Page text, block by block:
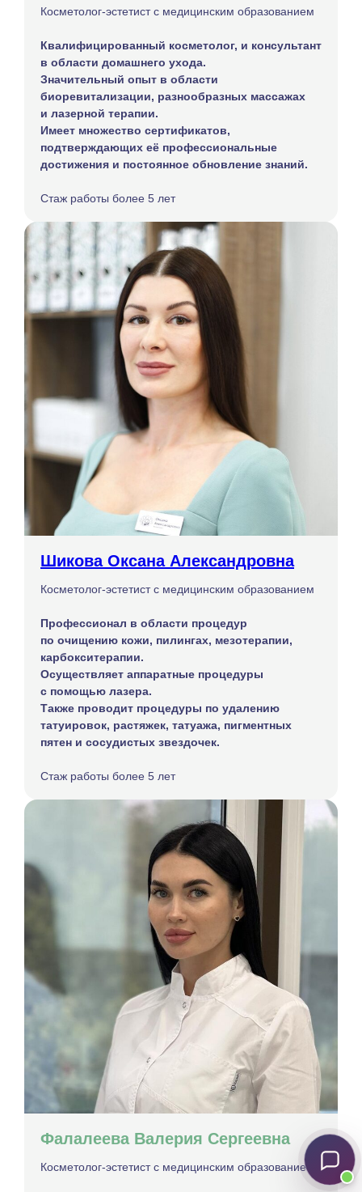
Косметолог-эстетист с медицинским образованием
Квалифицированный косметолог, и консультант
в области домашнего ухода.
Значительный опыт в области
биоревитализации, разнообразных массажах
и лазерной терапии.
Имеет множество сертификатов,
подтверждающих её профессиональные
достижения и постоянное обновление знаний.
Стаж работы более 5 лет
Шикова Оксана Александровна
Косметолог-эстетист с медицинским образованием
Профессионал в области процедур
по очищению кожи, пилингах, мезотерапии,
карбокситерапии.
Осуществляет аппаратные процедуры
с помощью лазера.
Также проводит процедуры по удалению
татуировок, растяжек, татуажа, пигментных
пятен и сосудистых звездочек.
Стаж работы более 5 лет
Фалалеева Валерия Сергеевна
Косметолог-эстетист с медицинским образованием